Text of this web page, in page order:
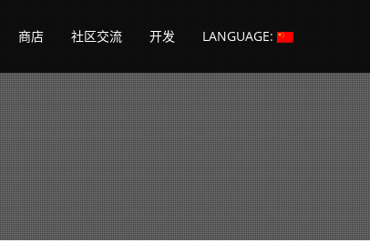
商店 社区交流 开发 LANGUAGE: